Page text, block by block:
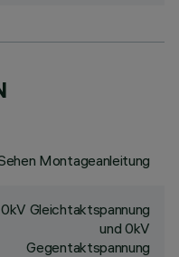
Montageanleitung
0kV Gleichtaktspannung
und 0kV
Gegentaktspannung